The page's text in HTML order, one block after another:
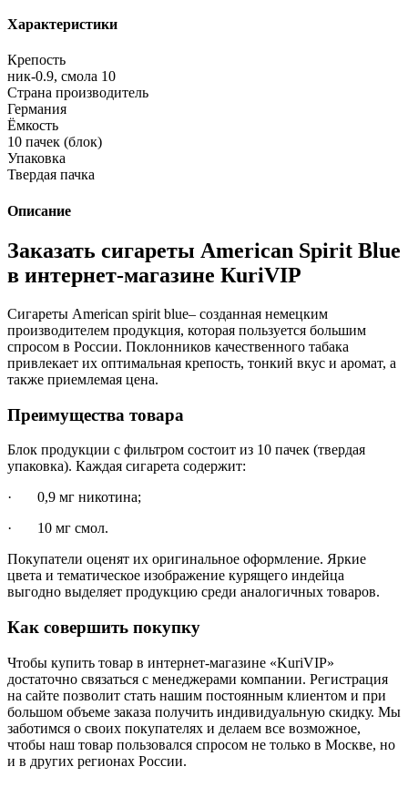
Характеристики
Крепость
ник-0.9, смола 10
Страна производитель
Германия
Ёмкость
10 пачек (блок)
Упаковка
Твердая пачка
Описание
Заказать сигареты American Spirit Blue
в интернет-магазине КuriVIP
Сигареты American spirit blue– созданная немецким
производителем продукция, которая пользуется большим
спросом в России. Поклонников качественного табака
привлекает их оптимальная крепость, тонкий вкус и аромат, а
также приемлемая цена.
Преимущества товара
Блок продукции с фильтром состоит из 10 пачек (твердая
упаковка). Каждая сигарета содержит:
· 0,9 мг никотина;
· 10 мг смол.
Покупатели оценят их оригинальное оформление. Яркие
цвета и тематическое изображение курящего индейца
выгодно выделяет продукцию среди аналогичных товаров.
Как совершить покупку
Чтобы купить товар в интернет-магазине «KuriVIP»
достаточно связаться с менеджерами компании. Регистрация
на сайте позволит стать нашим постоянным клиентом и при
большом объеме заказа получить индивидуальную скидку. Мы
заботимся о своих покупателях и делаем все возможное,
чтобы наш товар пользовался спросом не только в Москве, но
и в других регионах России.